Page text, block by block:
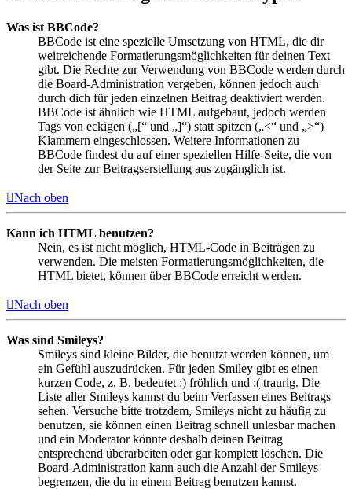
Was ist BBCode?
BBCode ist eine spezielle Umsetzung von HTML, die dir
weitreichende Formatierungsmöglichkeiten für deinen Text
gibt. Die Rechte zur Verwendung von BBCode werden durch
die Board-Administration vergeben, können jedoch auch
durch dich für jeden einzelnen Beitrag deaktiviert werden.
BBCode ist ähnlich wie HTML aufgebaut, jedoch werden
Tags von eckigen („[“ und „]“) statt spitzen („<“ und „>“)
Klammern eingeschlossen. Weitere Informationen zu
BBCode findest du auf einer speziellen Hilfe-Seite, die von
der Seite zur Beitragserstellung aus zugänglich ist.
Nach oben
Kann ich HTML benutzen?
Nein, es ist nicht möglich, HTML-Code in Beiträgen zu
verwenden. Die meisten Formatierungsmöglichkeiten, die
HTML bietet, können über BBCode erreicht werden.
Nach oben
Was sind Smileys?
Smileys sind kleine Bilder, die benutzt werden können, um
ein Gefühl auszudrücken. Für jeden Smiley gibt es einen
kurzen Code, z. B. bedeutet :) fröhlich und :( traurig. Die
Liste aller Smileys kannst du beim Verfassen eines Beitrags
sehen. Versuche bitte trotzdem, Smileys nicht zu häufig zu
benutzen, sie können einen Beitrag schnell unlesbar machen
und ein Moderator könnte deshalb deinen Beitrag
entsprechend überarbeiten oder gar komplett löschen. Die
Board-Administration kann auch die Anzahl der Smileys
begrenzen, die du in einem Beitrag benutzen kannst.